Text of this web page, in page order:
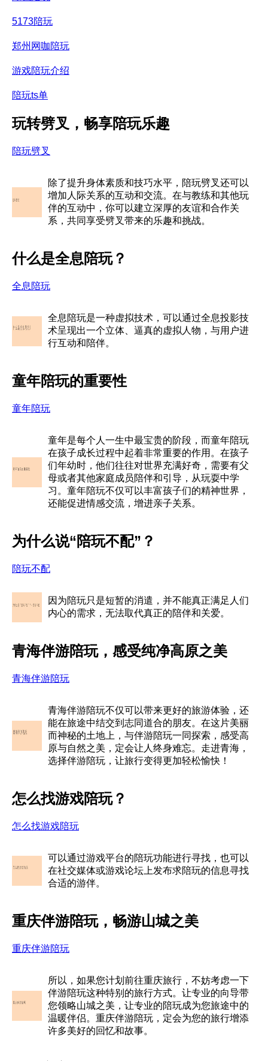
5173陪玩
郑州网咖陪玩
游戏陪玩介绍
陪玩ts单
玩转劈叉，畅享陪玩乐趣
陪玩劈叉
除了提升身体素质和技巧水平，陪玩劈叉还可以
增加人际关系的互动和交流。在与教练和其他玩
伴的互动中，你可以建立深厚的友谊和合作关
系，共同享受劈叉带来的乐趣和挑战。
什么是全息陪玩？
全息陪玩
全息陪玩是一种虚拟技术，可以通过全息投影技
术呈现出一个立体、逼真的虚拟人物，与用户进
行互动和陪伴。
童年陪玩的重要性
童年陪玩
童年是每个人一生中最宝贵的阶段，而童年陪玩
在孩子成长过程中起着非常重要的作用。在孩子
们年幼时，他们往往对世界充满好奇，需要有父
母或者其他家庭成员陪伴和引导，从玩耍中学
习。童年陪玩不仅可以丰富孩子们的精神世界，
还能促进情感交流，增进亲子关系。
为什么说“陪玩不配”？
陪玩不配
因为陪玩只是短暂的消遣，并不能真正满足人们
内心的需求，无法取代真正的陪伴和关爱。
青海伴游陪玩，感受纯净高原之美
青海伴游陪玩
青海伴游陪玩不仅可以带来更好的旅游体验，还
能在旅途中结交到志同道合的朋友。在这片美丽
而神秘的土地上，与伴游陪玩一同探索，感受高
原与自然之美，定会让人终身难忘。走进青海，
选择伴游陪玩，让旅行变得更加轻松愉快！
怎么找游戏陪玩？
怎么找游戏陪玩
可以通过游戏平台的陪玩功能进行寻找，也可以
在社交媒体或游戏论坛上发布求陪玩的信息寻找
合适的游伴。
重庆伴游陪玩，畅游山城之美
重庆伴游陪玩
所以，如果您计划前往重庆旅行，不妨考虑一下
伴游陪玩这种特别的旅行方式。让专业的向导带
您领略山城之美，让专业的陪玩成为您旅途中的
温暖伴侣。重庆伴游陪玩，定会为您的旅行增添
许多美好的回忆和故事。